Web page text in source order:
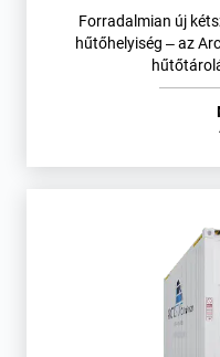
Forradalmian új
hűtőhelyiség – az